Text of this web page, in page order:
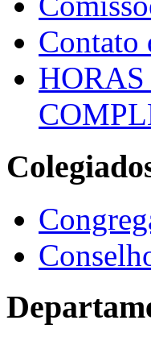
Contato